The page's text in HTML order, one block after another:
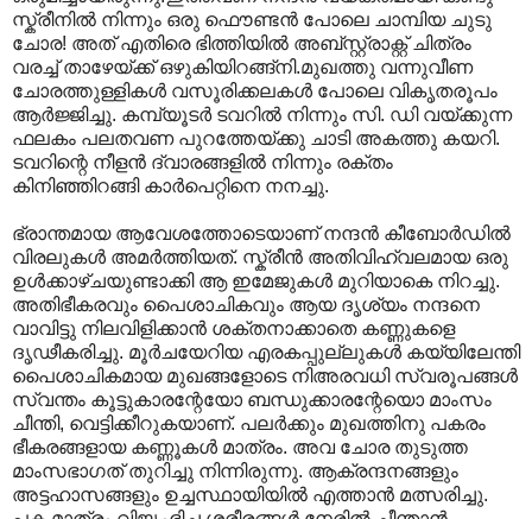
സ്ക്രീനില്‍ നിന്നും ഒരു ഫൌണ്ടന്‍ പോലെ ചാമ്പിയ ചുടു
ചോര! അത് എതിരെ ഭിത്തിയില്‍ അബ്സ്റ്റ്രാക്റ്റ് ചിത്രം
വരച്ച് താഴേയ്ക്ക് ഒഴുകിയിറങ്ങ്നി.മുഖത്തു വന്നുവീണ
ചോരത്തുള്ളികള്‍ വസൂരിക്കലകള്‍ പോലെ വികൃതരൂപം
ആ‍ര്‍ജ്ജിച്ചു. കമ്പ്യൂടര്‍ ടവറില്‍ നിന്നും സി. ഡി വയ്ക്കുന്ന
ഫലകം പലതവണ പുറത്തേയ്ക്കു ചാടി അകത്തു കയറി.
ടവറിന്റെ നീളന്‍ ദ്വാരങ്ങളില്‍ നിന്നും രക്തം
കിനിഞ്ഞിറങ്ങി കാര്‍പെറ്റിനെ നനച്ചു.
ഭ്രാന്തമായ ആവേശത്തോടെയാണ് നന്ദന്‍ കീബോര്‍ഡില്‍
വിരലുകള്‍‍ അമര്‍ത്തിയത്. സ്ക്രീന്‍ അതിവിഹ്വലമായ ഒരു
ഉള്‍ക്കാഴ്ചയുണ്ടാക്കി ആ ഇമേജുകള്‍ മുറിയാകെ നിറച്ചു.
അതിഭീകരവും പൈശാചികവും ആയ ദൃശ്യം നന്ദനെ
വാവിട്ടു നിലവിളിക്കാന്‍ ശക്തനാക്കാതെ കണ്ണുകളെ
ദൃഢീകരിച്ചു. മൂര്‍ചയേറിയ എരകപ്പുല്ലുകള്‍ കയ്യിലേന്തി
പൈശാചികമായ മുഖങ്ങളോടെ നിഅരവധി സ്വരൂപങ്ങള്‍
സ്വന്തം കൂട്ടുകാരന്റേയോ ബന്ധുക്കാരന്റേയൊ മാംസം
ചീന്തി‍, വെട്ടിക്കീറുകയാണ്. പലര്‍ക്കും മുഖത്തിനു പകരം
ഭീകരങ്ങളായ കണ്ണൂകള്‍ മാത്രം. അവ ചോര തുടുത്ത
മാംസഭാഗത് തുറിച്ചു നിന്നിരുന്നു. ആക്രന്ദനങ്ങളും
അട്ടഹാസങ്ങളും ഉച്ചസ്ഥായിയില്‍ എത്താന്‍ മത്സരിച്ചു.